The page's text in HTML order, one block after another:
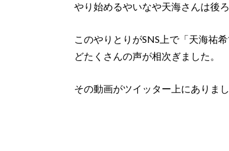
やり始めるやいなや天海さんは後
このやりとりがSNS上で「天海祐
どたくさんの声が相次ぎました。
その動画がツイッター上にありま